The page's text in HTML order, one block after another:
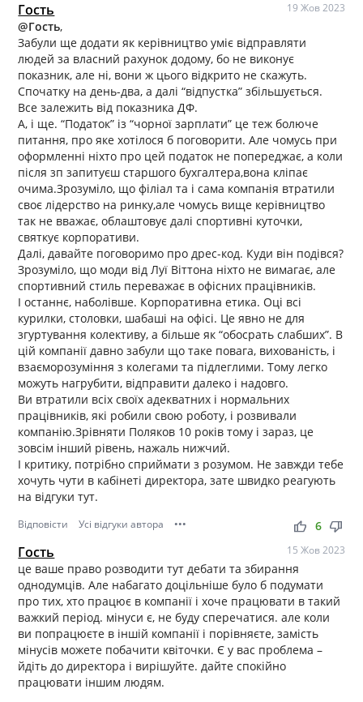
Гость 19 Жов 2023
@Гость,
Забули ще додати як керівництво уміє відправляти
людей за власний рахунок додому, бо не виконує
показник, але ні, вони ж цього відкрито не скажуть.
Спочатку на день-два, а далі “відпустка” збільшується.
Все залежить від показника ДФ.
А, і ще. “Податок” із “чорної зарплати” це теж болюче
питання, про яке хотілося б поговорити. Але чомусь при
оформленні ніхто про цей податок не попереджає, а коли
після зп запитуєш старшого бухгалтера,вона кліпає
очима.Зрозуміло, що філіал та і сама компанія втратили
своє лідерство на ринку,але чомусь вище керівництво
так не вважає, облаштовує далі спортивні куточки,
святкує корпоративи.
Далі, давайте поговоримо про дрес-код. Куди він подівся?
Зрозуміло, що моди від Луї Віттона ніхто не вимагає, але
спортивний стиль переважає в офісних працівників.
І останнє, наболівше. Корпоративна етика. Оці всі
курилки, столовки, шабаші на офісі. Це явно не для
згуртування колективу, а більше як “обосрать слабших”. В
цій компанії давно забули що таке повага, вихованість, і
взаєморозуміння з колегами та підлеглими. Тому легко
можуть нагрубити, відправити далеко і надовго.
Ви втратили всіх своїх адекватних і нормальних
працівників, які робили свою роботу, і розвивали
компанію.Зрівняти Поляков 10 років тому і зараз, це
зовсім інший рівень, нажаль нижчий.
І критику, потрібно сприймати з розумом. Не завжди тебе
хочуть чути в кабінеті директора, зате швидко реагують
на відгуки тут.
Відповісти Усі відгуки автора ••• thumb_up thumb_down
6
Гость 15 Жов 2023
це ваше право розводити тут дебати та збирання
однодумців. Але набагато доцільніше було б подумати
про тих, хто працює в компанії і хоче працювати в такий
важкий період. мінуси є, не буду сперечатися. але коли
ви попрацюєте в іншій компанії і порівняєте, замість
мінусів можете побачити квіточки. Є у вас проблема –
йдіть до директора і вирішуйте. дайте спокійно
працювати іншим людям.